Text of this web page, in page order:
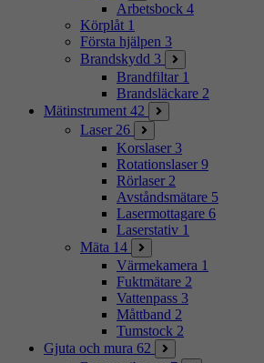
Arbetsbock 4
Körplåt 1
Första hjälpen 3
Brandskydd 3
Brandfiltar 1
Brandsläckare 2
Mätinstrument 42
Laser 26
Korslaser 3
Rotationslaser 9
Rörlaser 2
Avståndsmätare 5
Lasermottagare 6
Laserstativ 1
Mäta 14
Värmekamera 1
Fuktmätare 2
Vattenpass 3
Måttband 2
Tumstock 2
Gjuta och mura 62